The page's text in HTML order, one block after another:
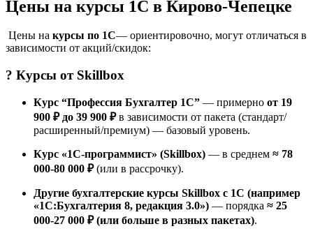
Цены на курсы 1С в Кирово-Чепецке
Цены на курсы по 1С— ориентировочно, могут отличаться в
зависимости от акций/скидок:
? Курсы от Skillbox
Курс “Профессия Бухгалтер 1С” — примерно от 19
900 ₽ до 39 900 ₽в зависимости от пакета (стандарт/
расширенный/премиум) — базовый уровень.
Курс «1С-программист» (Skillbox) — в среднем ≈ 78
000-80 000 ₽(или в рассрочку).
Другие бухгалтерские курсы Skillbox с 1С (например
«1С:Бухгалтерия 8, редакция 3.0») — порядка ≈ 25
000-27 000 ₽ (или больше в разных пакетах).